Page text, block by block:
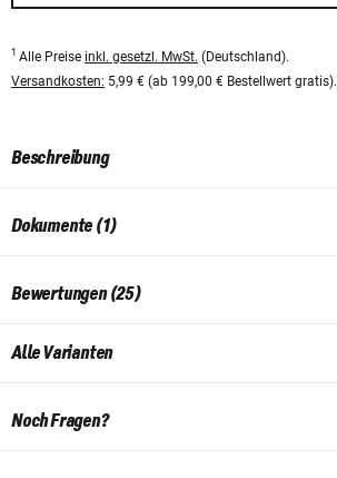
1 Alle Preise inkl. gesetzl. MwSt. (Deutschland).
Versandkosten: 5,99 € (ab 199,00 € Bestellwert gratis).
Beschreibung
Dokumente (1)
Bewertungen (25)
Alle Varianten
Noch Fragen?